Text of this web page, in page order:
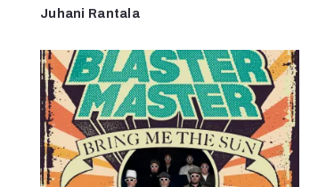
Juhani Rantala